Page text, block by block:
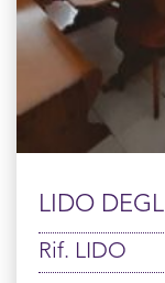
LIDO
Rif. LIDO